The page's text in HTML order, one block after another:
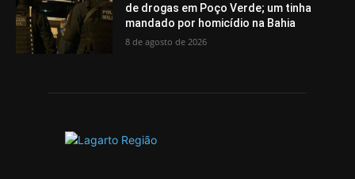
de drogas em Poço Verde; um tinha
mandado por homicídio na Bahia
8 de agosto de 2026